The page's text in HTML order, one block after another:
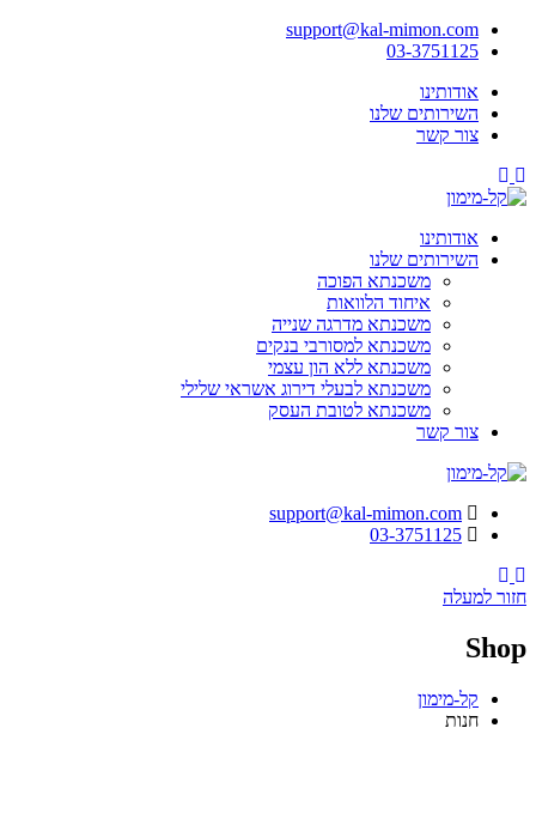
Skip
support@kal-mimon.com
03-3751125
אודותינו
השירותים שלנו
צור קשר
Facebook
אודותינו
השירותים שלנו
משכנתא הפוכה
איחוד הלוואות
משכנתא מדרגה שנייה
משכנתא למסורבי בנקים
משכנתא ללא הון עצמי
משכנתא לבעלי דירוג אשראי שלילי
משכנתא לטובת העסק
צור קשר
support@kal-mimon.com
03-3751125
Facebook
חזור למעלה
Shop
קל-מימון
חנות